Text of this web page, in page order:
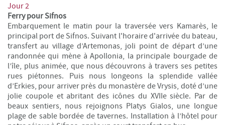
Jour 2
Ferry pour Sifnos
Embarquement le matin pour la traversée vers Kamarès, le
principal port de Sifnos. Suivant l'horaire d'arrivée du bateau,
transfert au village d’Artemonas, joli point de départ d’une
randonnée qui mène à Apollonia, la principale bourgade de
l’île, plus animée, que nous découvrons à travers ses petites
rues piétonnes. Puis nous longeons la splendide vallée
d’Erkies, pour arriver près du monastère de Vrysis, doté d’une
jolie coupole et abritant des icônes du XVIIe siècle. Par de
beaux sentiers, nous rejoignons Platys Gialos, une longue
plage de sable bordée de tavernes. Installation à l’hôtel pour